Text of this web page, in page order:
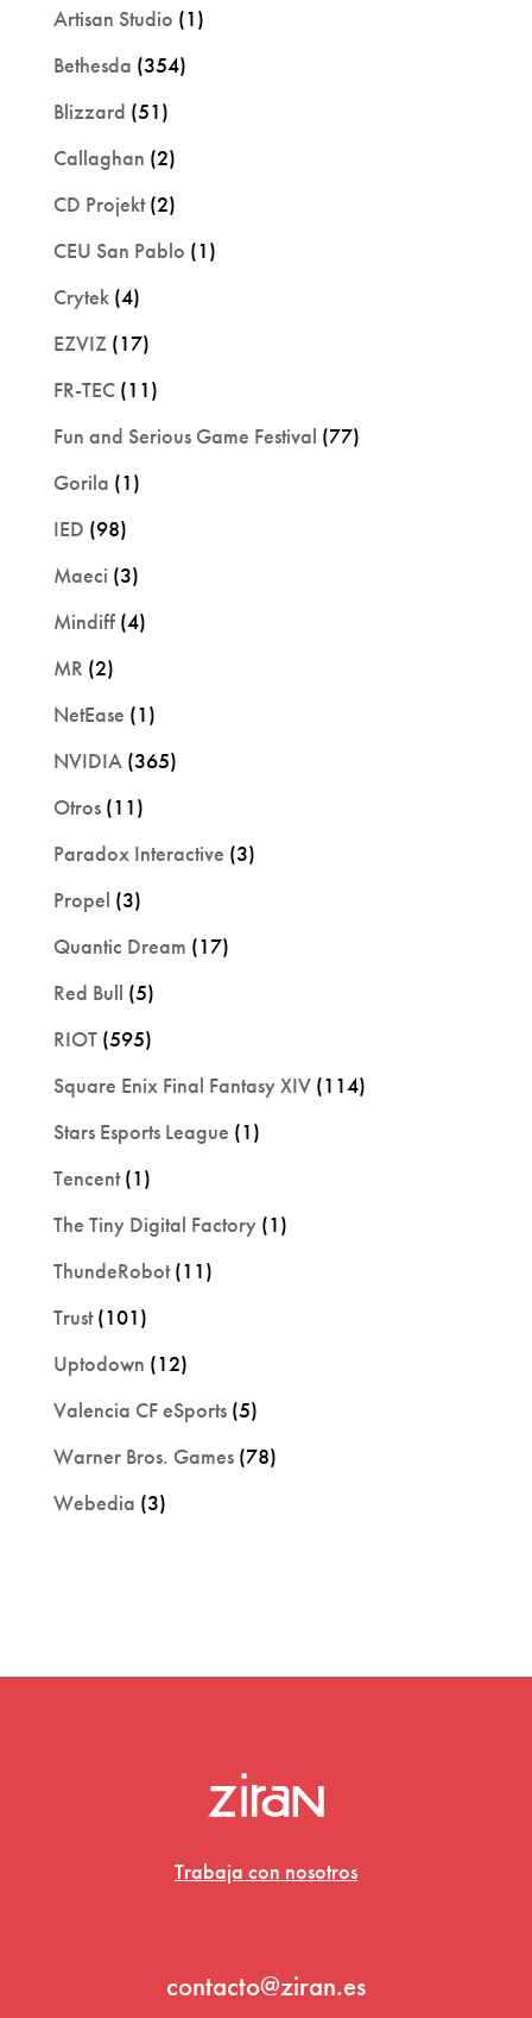
Artisan Studio (1)
Bethesda (354)
Blizzard (51)
Callaghan (2)
CD Projekt(2)
CEU San Pablo (1)
Crytek(4)
EZVIZ(17)
FR-TEC(11)
Fun and Serious Game Festival (77)
Gorila (1)
IED (98)
Maeci (3)
Mindiff(4)
MR (2)
NetEase (1)
NVIDIA(365)
Otros(11)
Paradox Interactive (3)
Propel (3)
Quantic Dream (17)
Red Bull (5)
RIOT(595)
Square Enix Final Fantasy XIV(114)
Stars Esports League (1)
Tencent(1)
The Tiny Digital Factory(1)
ThundeRobot(11)
Trust(101)
Uptodown (12)
Valencia CF eSports(5)
Warner Bros. Games(78)
Webedia (3)
Trabaja con nosotros
contacto@ziran.es